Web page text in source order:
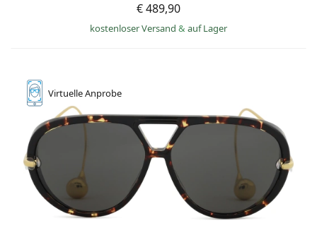
€ 489,90
kostenloser Versand & auf Lager
VirtuelleAnprobe